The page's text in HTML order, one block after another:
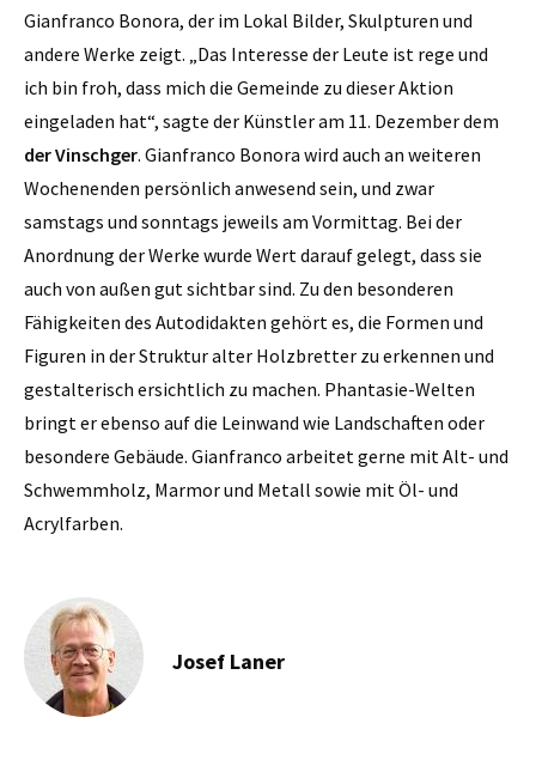
Gianfranco Bonora, der im Lokal Bilder, Skulpturen und
andere Werke zeigt. „Das Interesse der Leute ist rege und
ich bin froh, dass mich die Gemeinde zu dieser Aktion
eingeladen hat“, sagte der Künstler am 11. Dezember dem
der Vinschger. Gianfranco Bonora wird auch an weiteren
Wochenenden persönlich anwesend sein, und zwar
samstags und sonntags jeweils am Vormittag. Bei der
Anordnung der Werke wurde Wert darauf gelegt, dass sie
auch von außen gut sichtbar sind. Zu den besonderen
Fähigkeiten des Autodidakten gehört es, die Formen und
Figuren in der Struktur alter Holzbretter zu erkennen und
gestalterisch ersichtlich zu machen. Phantasie-Welten
bringt er ebenso auf die Leinwand wie Landschaften oder
besondere Gebäude. Gianfranco arbeitet gerne mit Alt- und
Schwemmholz, Marmor und Metall sowie mit Öl- und
Acrylfarben.
Josef Laner